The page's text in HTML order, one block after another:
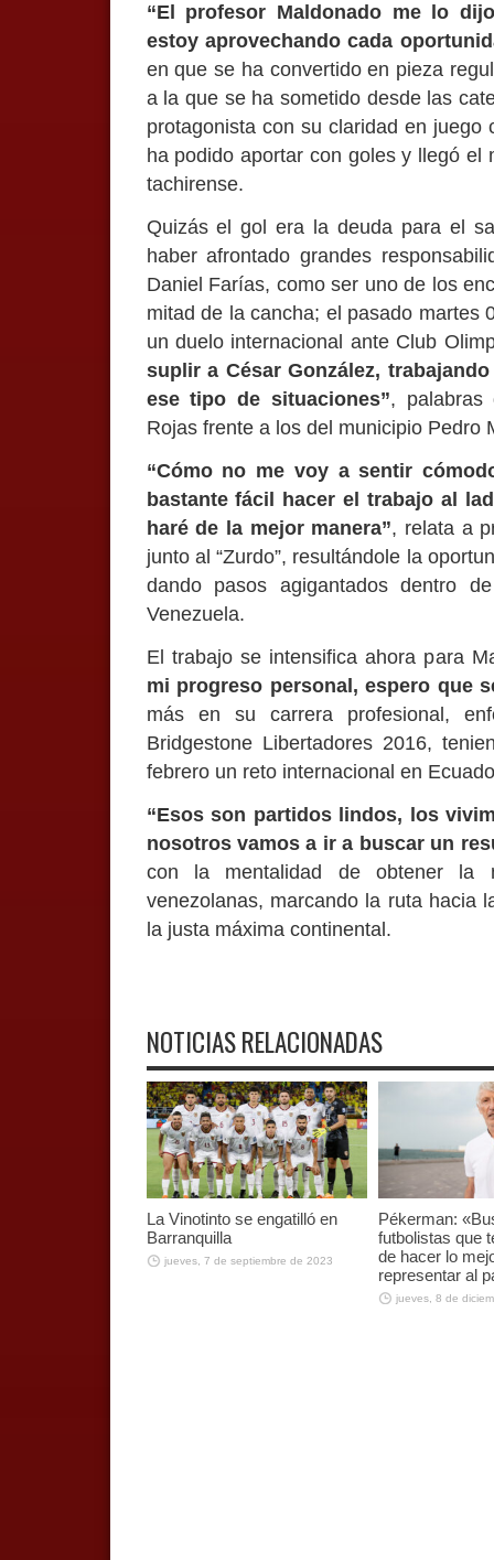
“El profesor Maldonado me lo
estoy aprovechando cada
en que se ha convertido en pieza
a la que se ha sometido desde las
protagonista con su claridad en
ha podido aportar con goles y llegó
tachirense.
Quizás el gol era la deuda para el
haber afrontado grandes
Daniel Farías, como ser uno de los
mitad de la cancha; el pasado martes
un duelo internacional ante Club
suplir a César González,
ese tipo de situaciones”, palabras
Rojas frente a los del municipio Pedro
“Cómo no me voy a sentir
bastante fácil hacer el trabajo al
haré de la mejor manera”, relata a
junto al “Zurdo”, resultándole la
dando pasos agigantados dentro
Venezuela.
El trabajo se intensifica ahora para
mi progreso personal, espero que
más en su carrera profesional,
Bridgestone Libertadores 2016,
febrero un reto internacional en
“Esos son partidos lindos, los
nosotros vamos a ir a buscar un
con la mentalidad de obtener la
venezolanas, marcando la ruta hacia
la justa máxima continental.
NOTICIAS RELACIONADAS
La Vinotinto se engatilló en
Barranquilla
jueves, 7 de septiembre de 2023
Pékerman:
futbolistas que
de hacer lo
representar al
jueves, 8 de